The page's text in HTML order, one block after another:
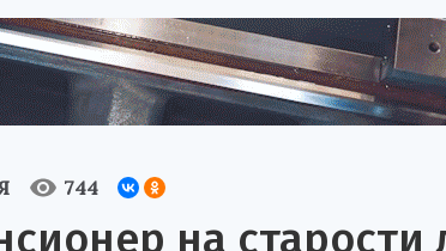
744
на старости